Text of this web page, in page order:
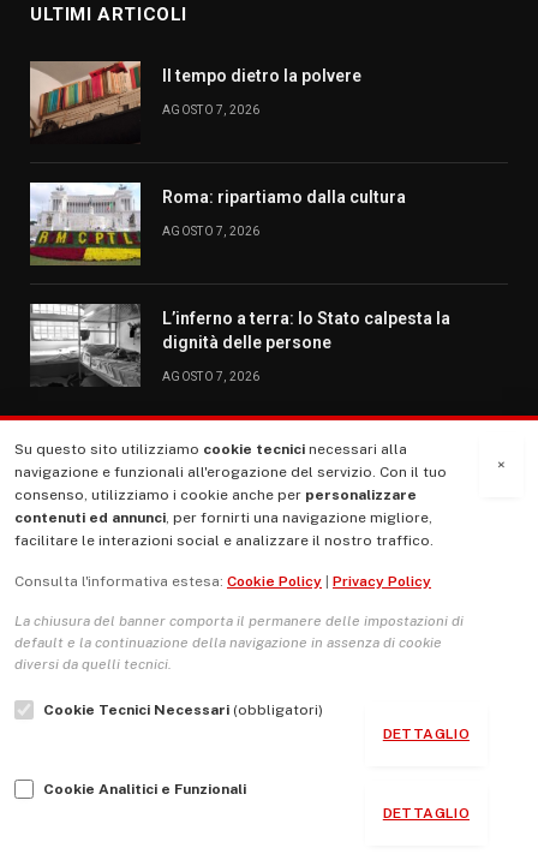
ULTIMI ARTICOLI
Il tempo dietro la polvere
AGOSTO 7, 2026
Roma: ripartiamo dalla cultura
AGOSTO 7, 2026
L’inferno a terra: lo Stato calpesta la
dignità delle persone
AGOSTO 7, 2026
MENU
La Nostra Storia
Le Copertine
L’Associazione
Indirizzo Socio Politico Culturale
Guida per le autrici e gli autori
×
Su questo sito utilizziamo cookie tecnici necessari alla
navigazione e funzionali all'erogazione del servizio. Con il tuo
consenso, utilizziamo i cookie anche per personalizzare
contenuti ed annunci, per fornirti una navigazione migliore,
facilitare le interazioni social e analizzare il nostro traffico.
Consulta l'informativa estesa: Cookie Policy Privacy Policy
La chiusura del banner comporta il permanere delle impostazioni di
default e la continuazione della navigazione in assenza di cookie
diversi da quelli tecnici.
Cookie Tecnici Necessari (obbligatori)
DETTAGLIO
Cookie Analitici e Funzionali
DETTAGLIO